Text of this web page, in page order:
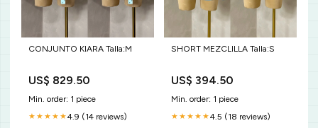
CONJUNTO KIARA Talla:M
US$ 829.50
Min. order: 1 piece
★★★★★4.9 (14 reviews)
SHORT MEZCLILLA Talla:S
US$ 394.50
Min. order: 1 piece
★★★★★4.5 (18 reviews)